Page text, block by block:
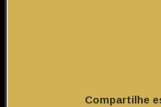
Compartilhe